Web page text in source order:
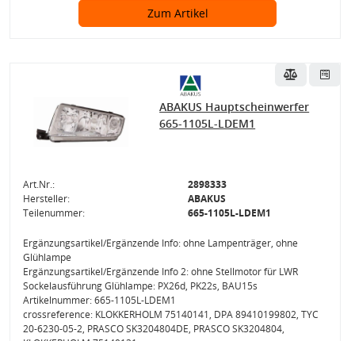
Zum Artikel
ABAKUS Hauptscheinwerfer
665-1105L-LDEM1
Art.Nr.:
2898333
Hersteller:
ABAKUS
Teilenummer:
665-1105L-LDEM1
Ergänzungsartikel/Ergänzende Info: ohne Lampenträger, ohne
Glühlampe
Ergänzungsartikel/Ergänzende Info 2: ohne Stellmotor für LWR
Sockelausführung Glühlampe: PX26d, PK22s, BAU15s
Artikelnummer: 665-1105L-LDEM1
crossreference: KLOKKERHOLM 75140141, DPA 89410199802, TYC
20-6230-05-2, PRASCO SK3204804DE, PRASCO SK3204804,